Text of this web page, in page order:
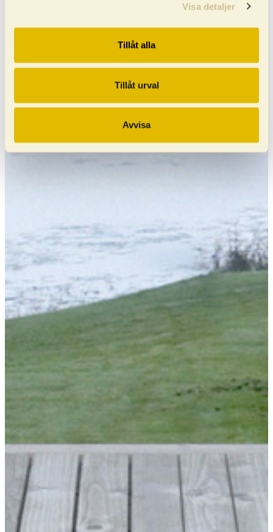
Visa detaljer
Tillåt alla
Tillåt urval
Avvisa